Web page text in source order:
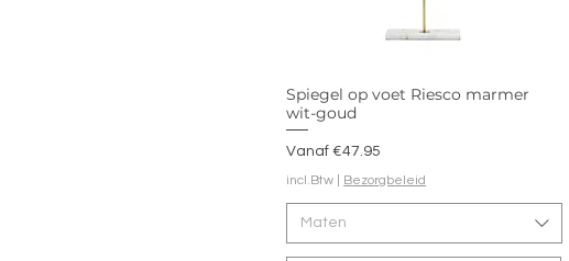
Spiegel op voet Riesco marmer
wit-goud
Vanaf €47.95
Verkoopprijs
incl.Btw Bezorgbeleid
Maten